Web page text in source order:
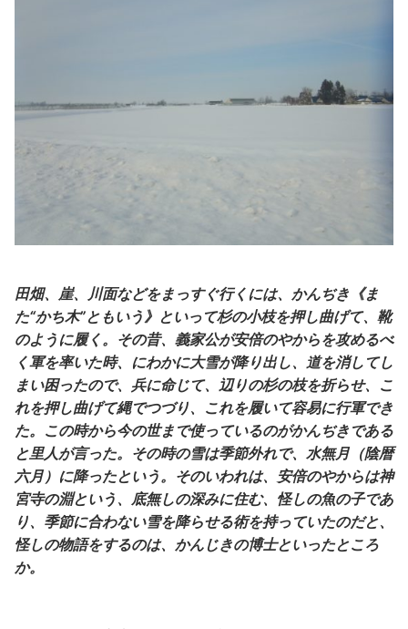
田畑、崖、川面などをまっすぐ行くには、かんぢき《ま
た“かち木”ともいう》といって杉の小枝を押し曲げて、靴
のように履く。その昔、義家公が安倍のやからを攻めるべ
く軍を率いた時、にわかに大雪が降り出し、道を消してし
まい困ったので、兵に命じて、辺りの杉の枝を折らせ、こ
れを押し曲げて縄でつづり、これを履いて容易に行軍でき
た。この時から今の世まで使っているのがかんぢきである
と里人が言った。その時の雪は季節外れで、水無月（陰暦
六月）に降ったという。そのいわれは、安倍のやからは神
宮寺の淵という、底無しの深みに住む、怪しの魚の子であ
り、季節に合わない雪を降らせる術を持っていたのだと、
怪しの物語をするのは、かんじきの博士といったところ
か。